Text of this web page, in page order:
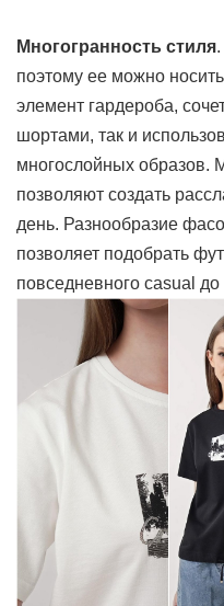
Многогранность стиля
поэтому ее можно
элемент гардероба,
шортами, так и
многослойных образов.
позволяют создать
день. Разнообразие
позволяет подобрать
повседневного casual до